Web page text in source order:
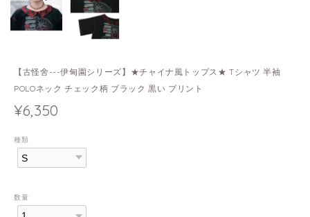
【古怪舍---伊甸園シリーズ】★チャイナ風トップス★ Tシャツ 半袖
POLOネック チェック柄 ブラック 黒い プリント
¥6,350
種類
数量